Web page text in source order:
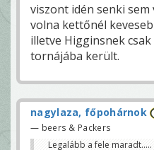
viszont idén senki
volna kettőnél
illetve Higginsnek csak
tornájába került.
nagylaza, főpohárnok
— beers & Packers
Legalább a fele maradt.....